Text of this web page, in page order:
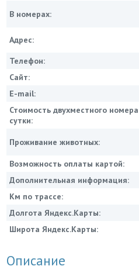
В номерах:
Адрес:
Телефон:
Сайт:
E-mail:
Стоимость двухместного
сутки:
Проживание животных:
Возможность оплаты картой:
Дополнительная информация:
Км по трассе:
Долгота Яндекс.Карты:
Широта Яндекс.Карты:
Описание